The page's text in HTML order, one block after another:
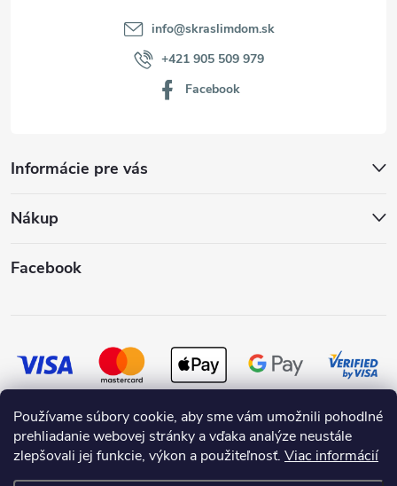
Používame súbory cookie, aby sme vám umožnili pohodlné
prehliadanie webovej stránky a vďaka analýze neustále
zlepšovali jej funkcie, výkon a použiteľnosť. Viac informácií
Informácie pre vás
Nákup
info@skraslimdom.sk
+421 905 509 979
Facebook
Facebook